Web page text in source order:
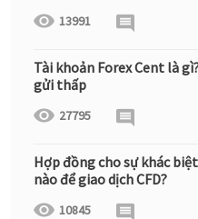
13991
Tài khoản Forex Cent là
gửi thấp
27795
Hợp đồng cho sự khác
nào để giao dịch CFD?
10845